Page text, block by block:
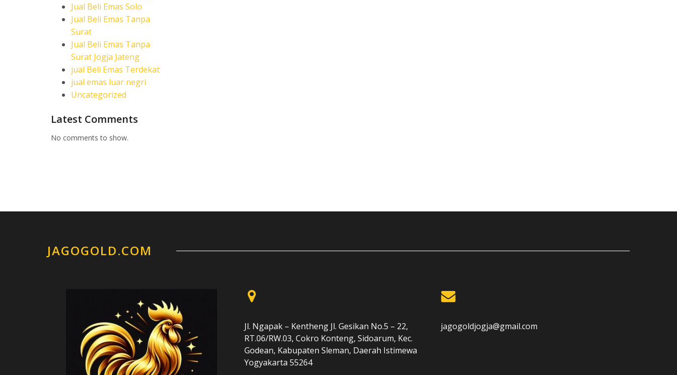
Jual Beli Emas Solo
Jual Beli Emas Tanpa
Surat
Jual Beli Emas Tanpa
Surat Jogja Jateng
jual Beli Emas Terdekat
jual emas luar negri
Uncategorized
Latest Comments
No comments to show.
JAGOGOLD.COM
Jl. Ngapak – Kentheng Jl. Gesikan No.5 – 22,
RT.06/RW.03, Cokro Konteng, Sidoarum, Kec.
Godean, Kabupaten Sleman, Daerah Istimewa
Yogyakarta 55264
jagogoldjogja@gmail.com